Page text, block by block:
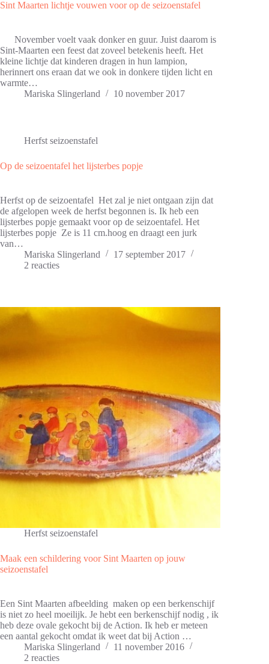
Sint Maarten lichtje vouwen voor op de seizoenstafel
November voelt vaak donker en guur. Juist daarom is
Sint-Maarten een feest dat zoveel betekenis heeft. Het
kleine lichtje dat kinderen dragen in hun lampion,
herinnert ons eraan dat we ook in donkere tijden licht en
warmte…
Mariska Slingerland
10 november 2017
Herfst seizoenstafel
Op de seizoentafel het lijsterbes popje
Herfst op de seizoentafel Het zal je niet ontgaan zijn dat
de afgelopen week de herfst begonnen is. Ik heb een
lijsterbes popje gemaakt voor op de seizoentafel. Het
lijsterbes popje Ze is 11 cm.hoog en draagt een jurk
van…
Mariska Slingerland
17 september 2017
2 reacties
Herfst seizoenstafel
Maak een schildering voor Sint Maarten op jouw
seizoenstafel
Een Sint Maarten afbeelding maken op een berkenschijf
is niet zo heel moeilijk. Je hebt een berkenschijf nodig , ik
heb deze ovale gekocht bij de Action. Ik heb er meteen
een aantal gekocht omdat ik weet dat bij Action …
Mariska Slingerland
11 november 2016
2 reacties